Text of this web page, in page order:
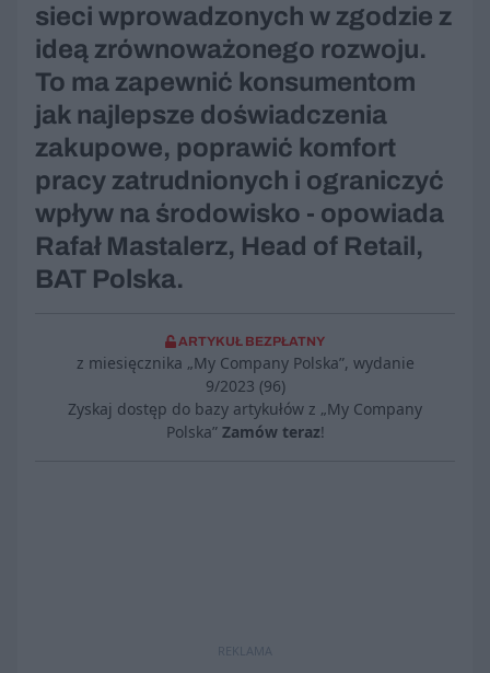
sieci wprowadzonych w zgodzie z
ideą zrównoważonego rozwoju.
To ma zapewnić konsumentom
jak najlepsze doświadczenia
zakupowe, poprawić komfort
pracy zatrudnionych i ograniczyć
wpływ na środowisko - opowiada
Rafał Mastalerz, Head of Retail,
BAT Polska.
ARTYKUŁ BEZPŁATNY
z miesięcznika „My Company Polska”, wydanie
9/2023 (96)
Zyskaj dostęp do bazy artykułów z „My Company
Polska” Zamów teraz!
REKLAMA